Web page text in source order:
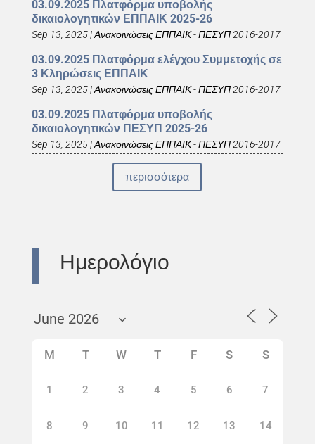
03.09.2025 Πλατφόρμα υποβολής
δικαιολογητικών ΕΠΠΑΙΚ 2025-26
Sep 13, 2025|Ανακοινώσεις ΕΠΠΑΙΚ - ΠΕΣΥΠ 2016-2017
03.09.2025 Πλατφόρμα ελέγχου Συμμετοχής σε
3 Κληρώσεις ΕΠΠΑΙΚ
Sep 13, 2025|Ανακοινώσεις ΕΠΠΑΙΚ - ΠΕΣΥΠ 2016-2017
03.09.2025 Πλατφόρμα υποβολής
δικαιολογητικών ΠΕΣΥΠ 2025-26
Sep 13, 2025|Ανακοινώσεις ΕΠΠΑΙΚ - ΠΕΣΥΠ 2016-2017
περισσότερα
Ημερολόγιο
M T W T F S S
1 2 3 4 5 6 7
8 9 10 11 12 13 14